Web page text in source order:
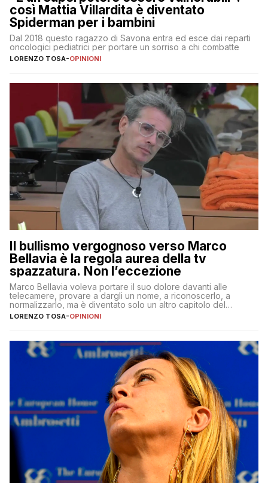
così Mattia Villardita è diventato
Spiderman per i bambini
Dal 2018 questo ragazzo di Savona entra ed esce dai reparti
oncologici pediatrici per portare un sorriso a chi combatte
LORENZO TOSA-OPINIONI
Il bullismo vergognoso verso Marco
Bellavia è la regola aurea della tv
spazzatura. Non l’eccezione
Marco Bellavia voleva portare il suo dolore davanti alle
telecamere, provare a dargli un nome, a riconoscerlo, a
normalizzarlo, ma è diventato solo un altro capitolo del
copione
LORENZO TOSA-OPINIONI